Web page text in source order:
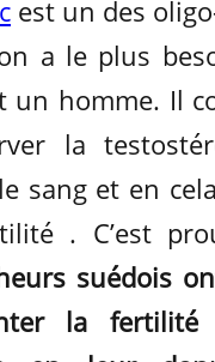
est un des
a le plus
un homme. Il
la
sang et en
. C’est
suédois
la fertilité